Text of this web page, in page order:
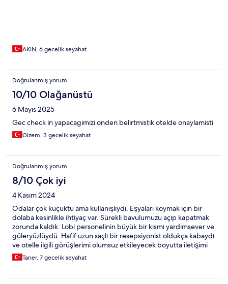
AKIN, 6 gecelik seyahat
Doğrulanmış yorum
10/10 Olağanüstü
6 Mayıs 2025
Gec check in yapacagimizi onden belirtmistik otelde onaylamisti
Gizem, 3 gecelik seyahat
Doğrulanmış yorum
8/10 Çok iyi
4 Kasım 2024
Odalar çok küçüktü ama kullanışlıydı. Eşyaları koymak için bir
dolaba kesinlikle ihtiyaç var. Sürekli bavulumuzu açıp kapatmak
zorunda kaldık. Lobi personelinin büyük bir kısmı yardımsever ve
güleryüzlüydü. Hafif uzun saçlı bir resepsiyonist oldukça kabaydı
ve otelle ilgili görüşlerimi olumsuz etkileyecek boyutta iletişimi
kötüydü.
Taner, 7 gecelik seyahat